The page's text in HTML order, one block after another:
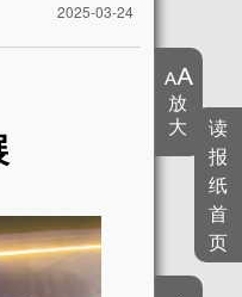
2025-03-24
放
大
读
报
纸
首
页